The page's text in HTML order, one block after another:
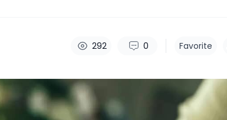
292 0 Favorite